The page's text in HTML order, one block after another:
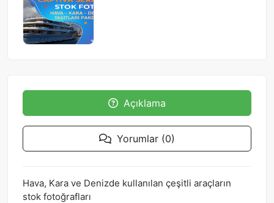
Açıklama
Yorumlar (0)
Hava, Kara ve Denizde kullanılan çeşitli araçların
stok fotoğrafları